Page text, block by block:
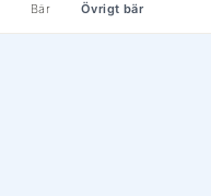
Bär Övrigt bär